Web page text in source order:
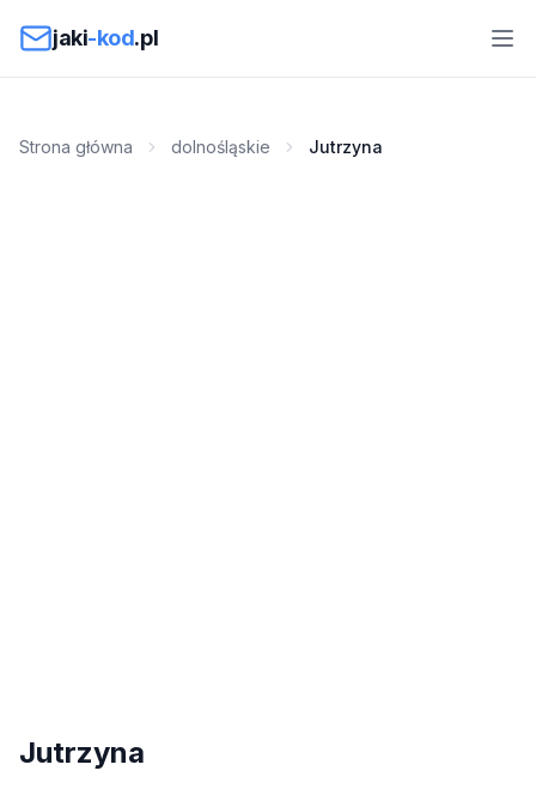
jaki-kod.pl
Strona główna dolnośląskie Jutrzyna
Jutrzyna